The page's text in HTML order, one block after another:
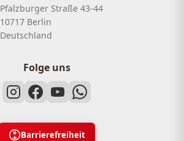
Pfalzburger Straße 43-44
10717 Berlin
Deutschland
Folge uns
Barrierefreiheit